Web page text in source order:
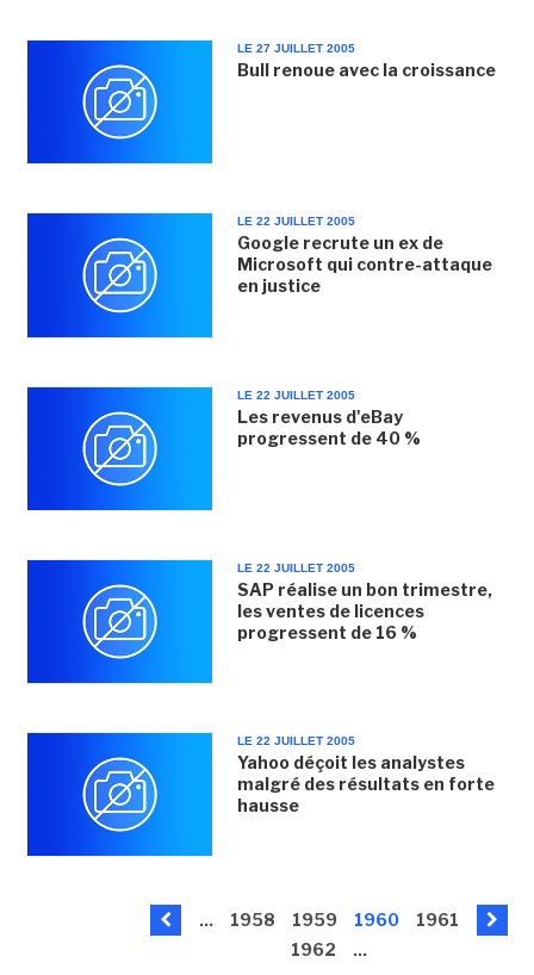
LE 27 JUILLET 2005
Bull renoue avec la croissance
LE 22 JUILLET 2005
Google recrute un ex de
Microsoft qui contre-attaque
en justice
LE 22 JUILLET 2005
Les revenus d'eBay
progressent de 40 %
LE 22 JUILLET 2005
SAP réalise un bon trimestre,
les ventes de licences
progressent de 16 %
LE 22 JUILLET 2005
Yahoo déçoit les analystes
malgré des résultats en forte
hausse
... 1958 1959 1960
1961
1962
...